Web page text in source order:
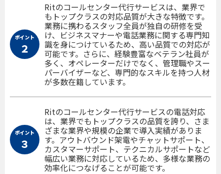
ポイント
２
Ritのコールセンター代行サービスは、業界で
もトップクラスの対応品質が大きな特徴です。
業務に携わるスタッフ全員が独自の研修を受
け、ビジネスマナーや電話業務に関する専門知
識を身につけているため、高い品質での対応が
可能です。さらに、経験豊富なベテラン社員が
多く、オペレーターだけでなく、管理職やスー
パーバイザーなど、専門的なスキルを持つ人材
が多数在籍しています。
ポイント
３
Ritのコールセンター代行サービスの電話対応
は、業界でもトップクラスの品質を誇り、さま
ざまな業界や規模の企業で導入実績がありま
す。アウトバウンド架電やチャットサポート、
カスタマーサポート、テクニカルサポートなど
幅広い業務に対応しているため、多様な業務の
効率化につなげることが可能です。